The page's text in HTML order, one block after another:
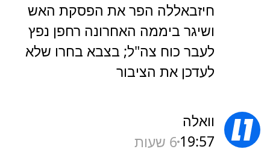
חיזבאללה הפר את הפסקת האש
ושיגר ביממה האחרונה רחפן נפץ
לעבר כוח צה"ל; בצבא בחרו שלא
לעדכן את הציבור
וואלה
19:57 6 שעות